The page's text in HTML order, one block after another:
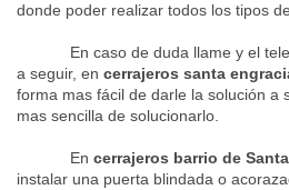
donde poder realizar todos los tipos
En caso de duda llame y el
a seguir, en cerrajeros santa
forma mas fácil de darle la solución a
mas sencilla de solucionarlo.
En cerrajeros barrio de
instalar una puerta blindada o